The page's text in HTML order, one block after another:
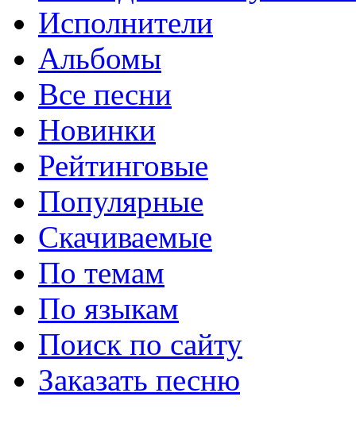
Исполнители
Альбомы
Все песни
Новинки
Рейтинговые
Популярные
Скачиваемые
По темам
По языкам
Поиск по сайту
Заказать песню